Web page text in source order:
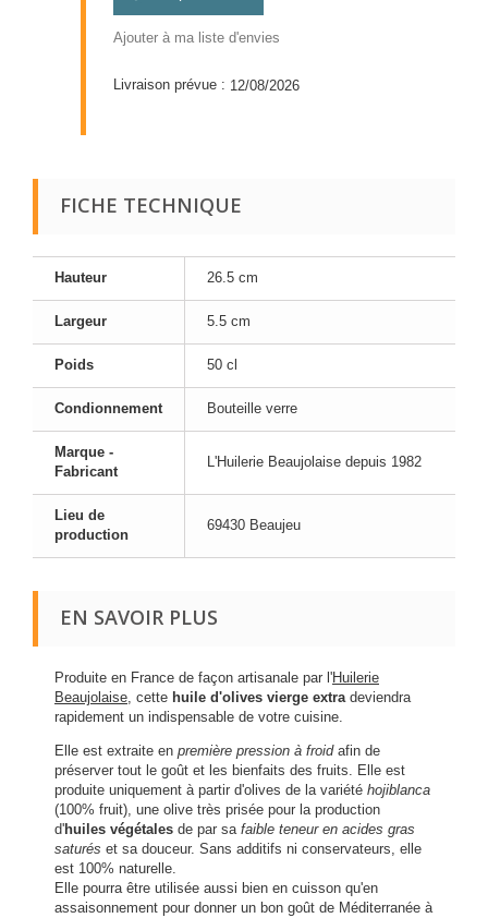
Ajouter à ma liste d'envies
Livraison prévue : 12/08/2026
FICHE TECHNIQUE
Hauteur 26.5 cm
Largeur 5.5 cm
Poids 50 cl
Condionnement Bouteille verre
Marque -
Fabricant
L'Huilerie Beaujolaise depuis 1982
Lieu de
production
69430 Beaujeu
EN SAVOIR PLUS
Produite en France de façon artisanale par l'Huilerie
Beaujolaise, cette huile d'olives vierge extradeviendra
rapidement un indispensable de votre cuisine.
Elle est extraite en première pression à froidafin de
préserver tout le goût et les bienfaits des fruits. Elle est
produite uniquement à partir d'olives de la variété hojiblanca
(100% fruit), une olive très prisée pour la production
d'huiles végétales de par sa faible teneur en acides gras
saturés et sa douceur. Sans additifs ni conservateurs, elle
est 100% naturelle.
Elle pourra être utilisée aussi bien en cuisson qu'en
assaisonnement pour donner un bon goût de Méditerranée à